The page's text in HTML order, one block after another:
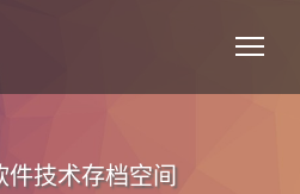
件技术存档空间